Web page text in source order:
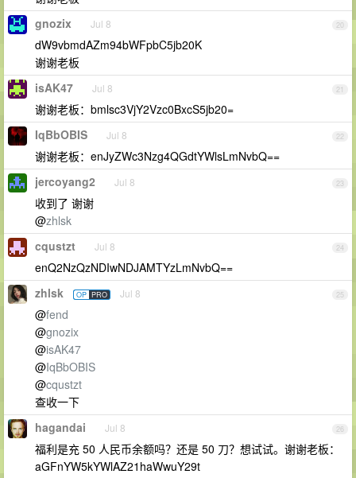
20
gnozix Jul 8
dW9vbmdAZm94bWFpbC5jb20K
谢谢老板
21
isAK47 Jul 8
谢谢老板：bmlsc3VjY2Vzc0BxcS5jb20=
22
IqBbOBIS Jul 8
谢谢老板：enJyZWc3Nzg4QGdtYWlsLmNvbQ==
23
jercoyang2 Jul 8
收到了 谢谢
@zhlsk
24
cqustzt Jul 8
enQ2NzQzNDIwNDJAMTYzLmNvbQ==
25
zhlsk OP PRO Jul 8
@fend
@gnozix
@isAK47
@IqBbOBIS
@cqustzt
查收一下
26
hagandai Jul 8
福利是充 50 人民币余额吗？还是 50 刀？想试试。谢谢老板：
aGFnYW5kYWlAZ21haWwuY29t